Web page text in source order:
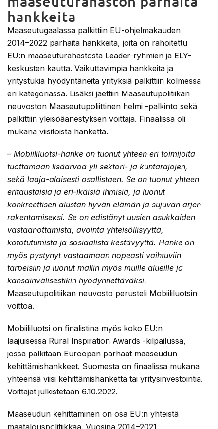
hankkeita
Maaseutugaalassa palkittiin EU-ohjelmakauden
2014–2022 parhaita hankkeita, joita on rahoitettu
EU:n maaseuturahastosta Leader-ryhmien ja ELY-
keskusten kautta. Vaikuttavimpia hankkeita ja
yritystukia hyödyntäneitä yrityksiä palkittiin kolmessa
eri kategoriassa. Lisäksi jaettiin Maaseutupolitiikan
neuvoston Maaseutupoliittinen helmi -palkinto sekä
palkittiin yleisöäänestyksen voittaja. Finaalissa oli
mukana viisitoista hanketta.
– Mobiililuotsi-hanke on tuonut yhteen eri toimijoita
tuottamaan lisäarvoa yli sektori- ja kuntarajojen,
sekä laaja-alaisesti osallistaen. Se on tuonut yhteen
eritaustaisia ja eri-ikäisiä ihmisiä, ja luonut
konkreettisen alustan hyvän elämän ja sujuvan arjen
rakentamiseksi. Se on edistänyt uusien asukkaiden
vastaanottamista, avointa yhteisöllisyyttä,
kototutumista ja sosiaalista kestävyyttä. Hanke on
myös pystynyt vastaamaan nopeasti vaihtuviin
tarpeisiin ja luonut mallin myös muille alueille ja
kansainvälisestikin hyödynnettäväksi,
Maaseutupolitiikan neuvosto perusteli Mobiililuotsin
voittoa.
Mobiililuotsi on finalistina myös koko EU:n
laajuisessa Rural Inspiration Awards -kilpailussa,
jossa palkitaan Euroopan parhaat maaseudun
kehittämishankkeet. Suomesta on finaalissa mukana
yhteensä viisi kehittämishanketta tai yritysinvestointia.
Voittajat julkistetaan 6.10.2022.
Maaseudun kehittäminen on osa EU:n yhteistä
maatalouspolitiikkaa. Vuosina 2014–2021